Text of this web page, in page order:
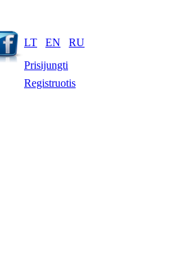
LT EN
RU
Prisijungti
Registruotis